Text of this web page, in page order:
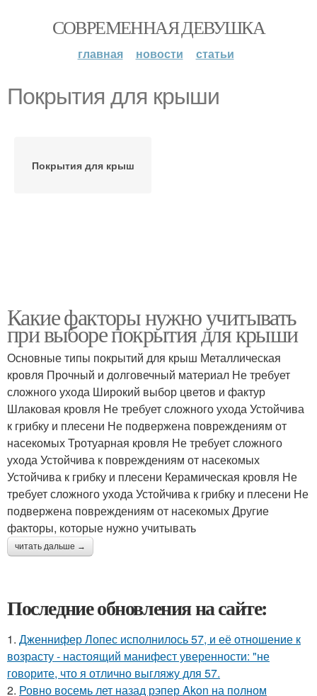
СОВРЕМЕННАЯ ДЕВУШКА
главная новости статьи
Покрытия для крыши
Покрытия для крыш
Какие факторы нужно учитывать
при выборе покрытия для крыши
Основные типы покрытий для крыш Металлическая
кровля Прочный и долговечный материал Не требует
сложного ухода Широкий выбор цветов и фактур
Шлаковая кровля Не требует сложного ухода Устойчива
к грибку и плесени Не подвержена повреждениям от
насекомых Тротуарная кровля Не требует сложного
ухода Устойчива к повреждениям от насекомых
Устойчива к грибку и плесени Керамическая кровля Не
требует сложного ухода Устойчива к грибку и плесени Не
подвержена повреждениям от насекомых Другие
факторы, которые нужно учитывать
читать дальше →
Последние обновления на сайте:
1. Дженнифер Лопес исполнилось 57, и её отношение к
возрасту - настоящий манифест уверенности: "не
говорите, что я отлично выгляжу для 57.
2. Ровно восемь лет назад рэпер Akon на полном